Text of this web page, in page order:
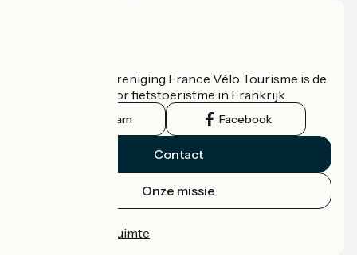
De nationale vereniging France Vélo Tourisme is de
officiële gids voor fietstoeristme in Frankrijk.
Instagram Facebook
Contact
Onze missie
Professionele ruimte